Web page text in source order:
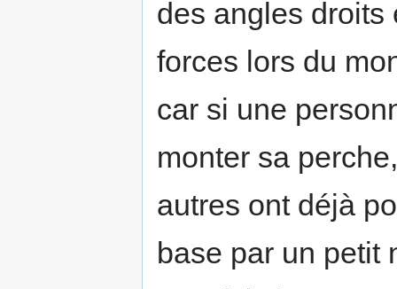
des angles droits
forces lors du
car si une
monter sa
autres ont déjà
base par un